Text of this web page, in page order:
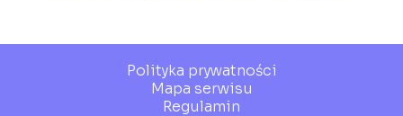
Polityka prywatności
Mapa serwisu
Regulamin